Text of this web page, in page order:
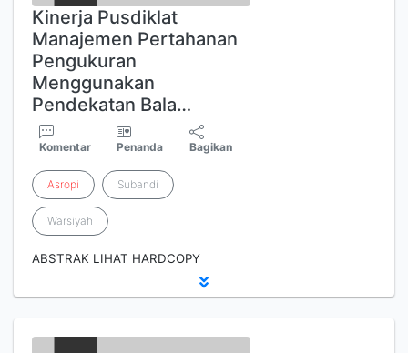
Kinerja Pusdiklat
Manajemen Pertahanan
Pengukuran
Menggunakan
Pendekatan Bala…
Komentar Penanda Bagikan
Asropi Subandi
Warsiyah
ABSTRAK LIHAT HARDCOPY